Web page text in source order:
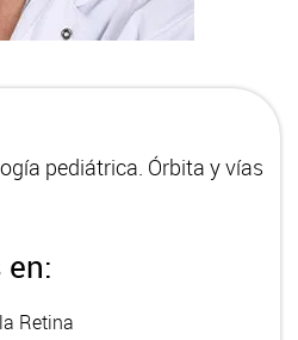
pediátrica. Órbita y vías
Retina